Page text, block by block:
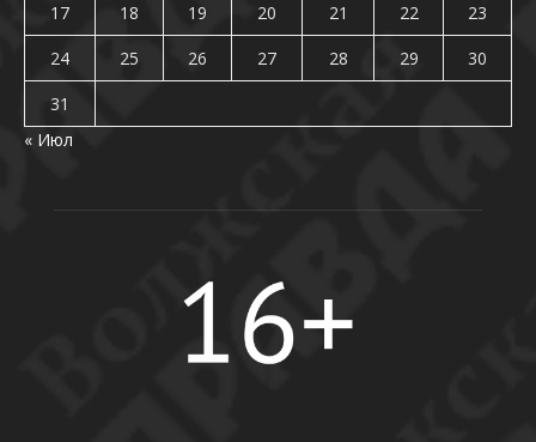
17
18 19 20 21 22
23
24
25 26 27 28 29
30
31
« Июл